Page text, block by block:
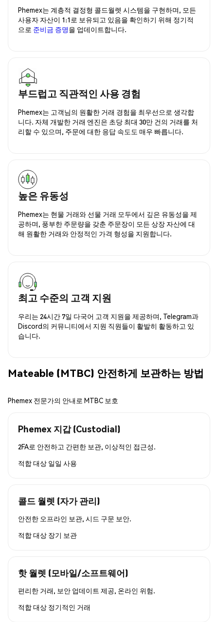
Phemex는 계층적 결정형 콜드월렛 시스템을 구현하며, 모든
사용자 자산이 1:1로 보유되고 있음을 확인하기 위해 정기적
으로 준비금 증명을 업데이트합니다.
부드럽고 직관적인 사용 경험
Phemex는 고객님의 원활한 거래 경험을 최우선으로 생각합
니다. 자체 개발한 거래 엔진은 초당 최대 30만 건의 거래를 처
리할 수 있으며, 주문에 대한 응답 속도도 매우 빠릅니다.
높은 유동성
Phemex는 현물 거래와 선물 거래 모두에서 깊은 유동성을 제
공하며, 풍부한 주문량을 갖춘 주문장이 모든 상장 자산에 대
해 원활한 거래와 안정적인 가격 형성을 지원합니다.
최고 수준의 고객 지원
우리는 24시간 7일 다국어 고객 지원을 제공하며, Telegram과
Discord의 커뮤니티에서 지원 직원들이 활발히 활동하고 있
습니다.
Mateable (MTBC) 안전하게 보관하는 방법
Phemex 전문가의 안내로 MTBC 보호
Phemex 지갑 (Custodial)
2FA로 안전하고 간편한 보관, 이상적인 접근성.
적합 대상 일일 사용
콜드 월렛 (자가 관리)
안전한 오프라인 보관, 시드 구문 보안.
적합 대상 장기 보관
핫 월렛 (모바일/소프트웨어)
편리한 거래, 보안 업데이트 제공, 온라인 위험.
적합 대상 정기적인 거래